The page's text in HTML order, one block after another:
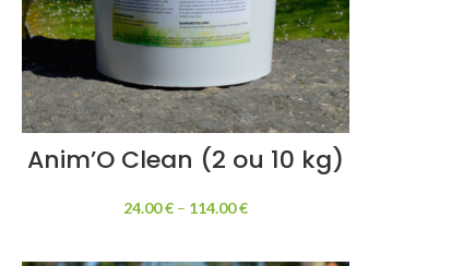
Anim’O Clean (2 ou 10 kg)
24.00€ – 114.00€